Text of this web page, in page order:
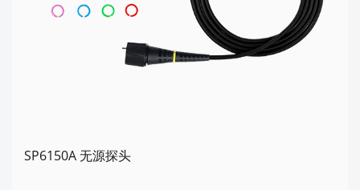
SP6150A 无源探头